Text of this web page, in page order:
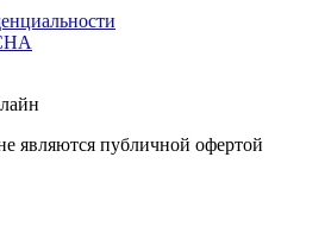
являются публичной офертой